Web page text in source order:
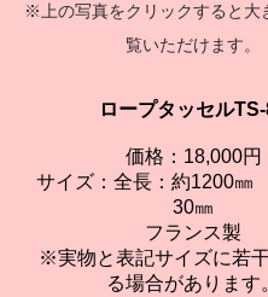
※上の写真をクリックすると大
覧いただけます。
ロープタッセル
価格：18,000円
サイズ：全長：約1200㎜
30㎜
フランス製
※実物と表記サイズに若
る場合があります